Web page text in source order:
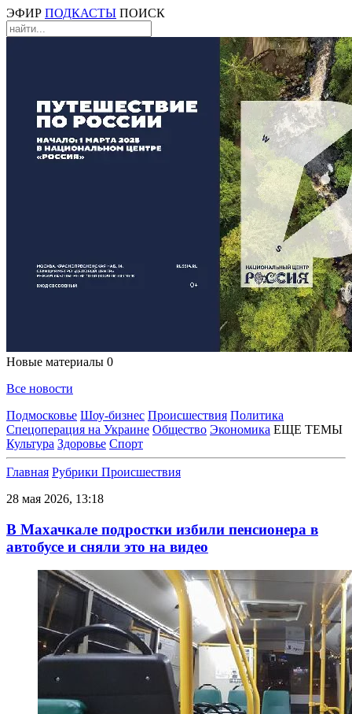
ЭФИР ПОДКАСТЫ ПОИСК
Новые материалы 0
Все новости
Подмосковье Шоу-бизнес Происшествия Политика
Спецоперация на Украине Общество Экономика ЕЩЕ ТЕМЫ
Культура Здоровье Спорт
Главная Рубрики Происшествия
28 мая 2026, 13:18
В Махачкале подростки избили пенсионера в
автобусе и сняли это на видео